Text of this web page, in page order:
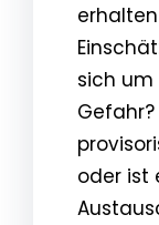
sich um
oder ist